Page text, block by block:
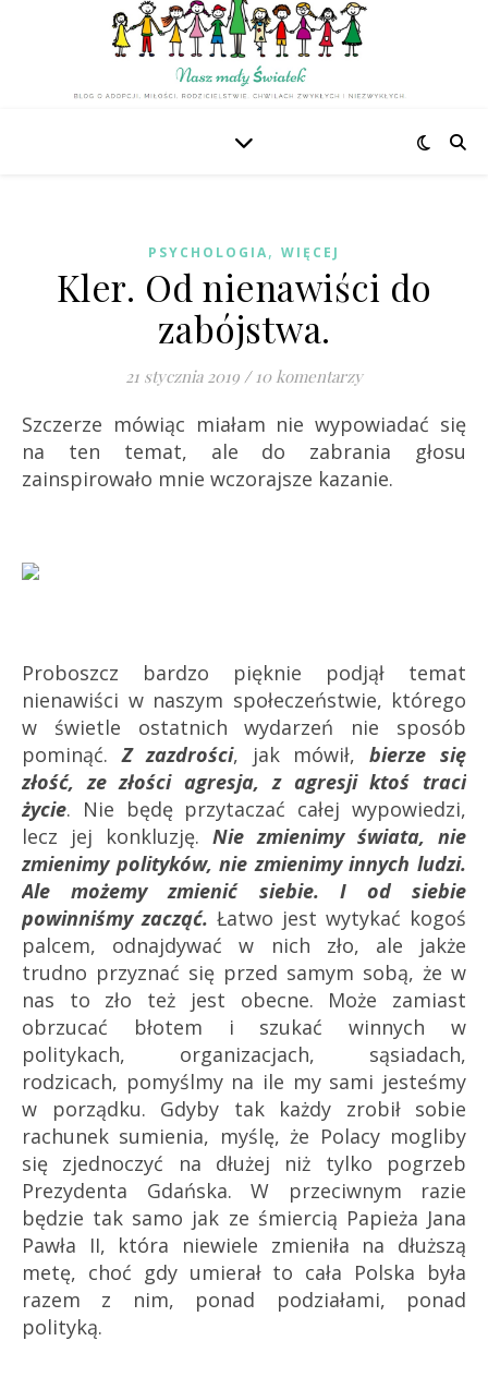
PSYCHOLOGIA, WIĘCEJ
Kler. Od nienawiści do
zabójstwa.
21 stycznia 2019 / 10 komentarzy
Szczerze mówiąc miałam nie wypowiadać się
na ten temat, ale do zabrania głosu
zainspirowało mnie wczorajsze kazanie.
Proboszcz bardzo pięknie podjął temat
nienawiści w naszym społeczeństwie, którego
w świetle ostatnich wydarzeń nie sposób
pominąć.Z zazdrości, jak mówił,bierze się
złość, ze złości agresja, z agresji ktoś traci
życie. Nie będę przytaczać całej wypowiedzi,
lecz jej konkluzję. Nie zmienimy świata, nie
zmienimy polityków, nie zmienimy innych ludzi.
Ale możemy zmienić siebie. I od siebie
powinniśmy zacząć. Łatwo jest wytykać kogoś
palcem, odnajdywać w nich zło, ale jakże
trudno przyznać się przed samym sobą, że w
nas to zło też jest obecne. Może zamiast
obrzucać błotem i szukać winnych w
politykach, organizacjach, sąsiadach,
rodzicach, pomyślmy na ile my sami jesteśmy
w porządku. Gdyby tak każdy zrobił sobie
rachunek sumienia, myślę, że Polacy mogliby
się zjednoczyć na dłużej niż tylko pogrzeb
Prezydenta Gdańska. W przeciwnym razie
będzie tak samo jak ze śmiercią Papieża Jana
Pawła II, która niewiele zmieniła na dłuższą
metę, choć gdy umierał to cała Polska była
razem z nim, ponad podziałami, ponad
polityką.